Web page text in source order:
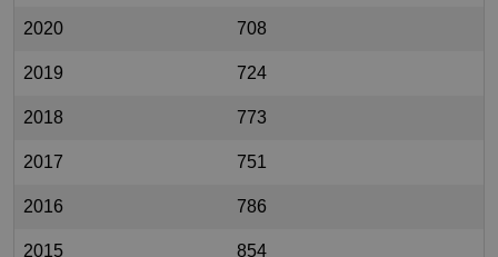
2020 708
2019 724
2018 773
2017 751
2016 786
2015 854